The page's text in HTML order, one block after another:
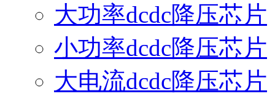
大功率dcdc降压芯片
小功率dcdc降压芯片
大电流dcdc降压芯片